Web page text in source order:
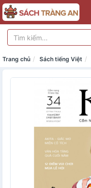
Trang chủ Sách tiếng Việt